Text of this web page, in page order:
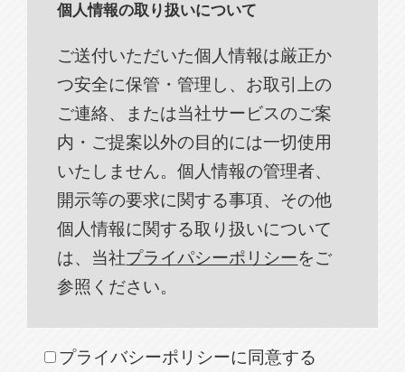
個人情報の取り扱いについて
ご送付いただいた個人情報は厳正か
つ安全に保管・管理し、お取引上の
ご連絡、または当社サービスのご案
内・ご提案以外の目的には一切使用
いたしません。個人情報の管理者、
開示等の要求に関する事項、その他
個人情報に関する取り扱いについて
は、当社プライパシーポリシーをご
参照ください。
プライバシーポリシーに同意する